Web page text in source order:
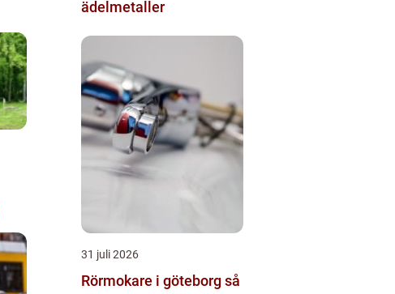
ädelmetaller
31 juli 2026
Rörmokare i göteborg så